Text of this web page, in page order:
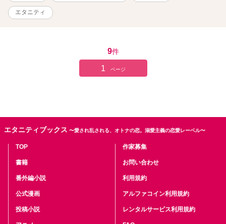
エタニティ
9件
1 ページ
エタニティブックス 〜愛され乱される、オトナの恋。溺愛主義の恋愛レーベル〜
TOP
書籍
番外編小説
公式漫画
投稿小説
作家募集
お問い合わせ
利用規約
アルファコイン利用規約
レンタルサービス利用規約